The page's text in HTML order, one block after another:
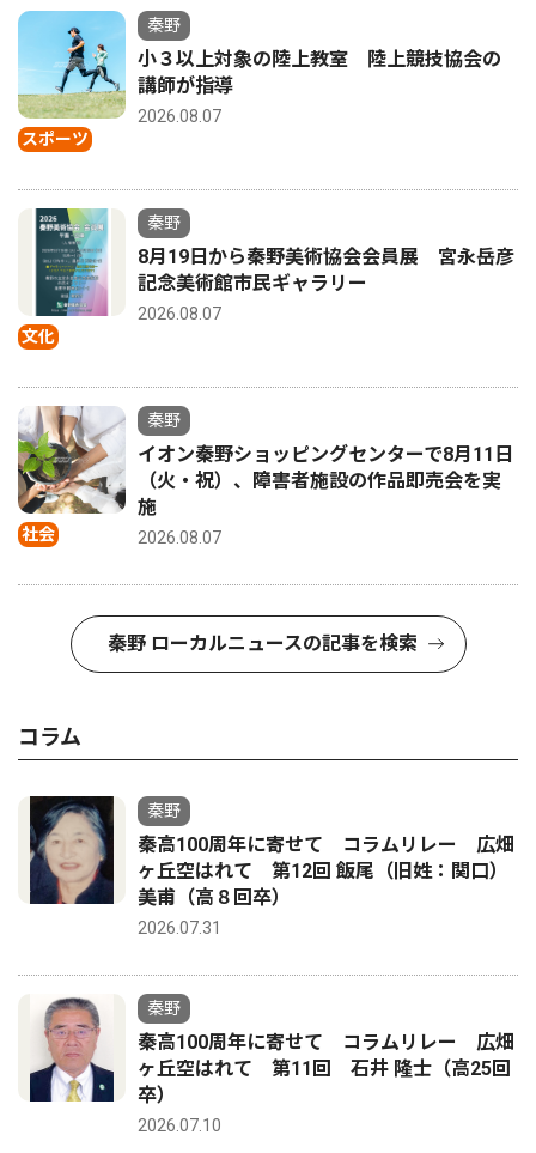
スポーツ
秦野
小３以上対象の陸上教室 陸上競技協会の
講師が指導
2026.08.07
文化
秦野
8月19日から秦野美術協会会員展 宮永岳彦
記念美術館市民ギャラリー
2026.08.07
社会
秦野
イオン秦野ショッピングセンターで8月11日
（火・祝）、障害者施設の作品即売会を実
施
2026.08.07
秦野 ローカルニュースの記事を検索
コラム
秦野
秦高100周年に寄せて コラムリレー 広畑
ヶ丘空はれて 第12回 飯尾（旧姓：関口）
美甫（高８回卒）
2026.07.31
秦野
秦高100周年に寄せて コラムリレー 広畑
ヶ丘空はれて 第11回 石井 隆士（高25回
卒）
2026.07.10